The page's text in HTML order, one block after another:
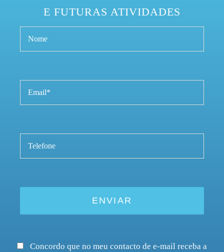
E FUTURAS ATIVIDADES
Concordo que no meu contacto de e-mail receba a